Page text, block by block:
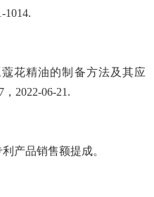
1014.
花精油的制备方法及其应
， 2022-06-21.
利产品销售额提成。